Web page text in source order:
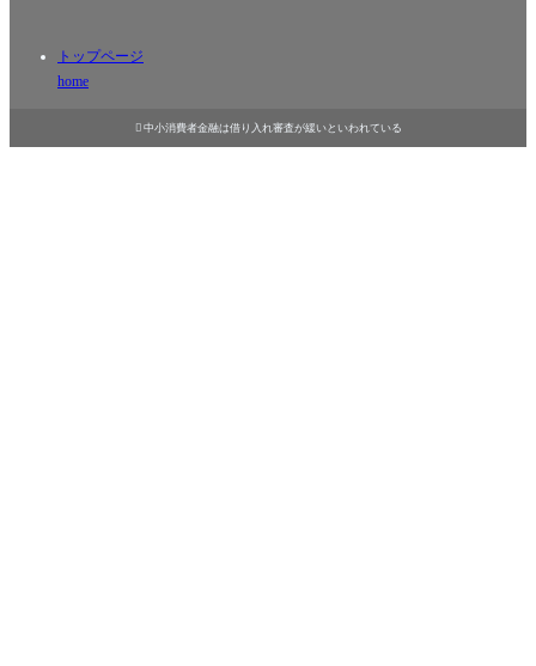
トップページ
home
 中小消費者金融は借り入れ審査が緩いといわれている